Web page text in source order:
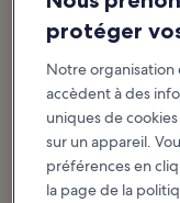
Les 10
Séville se trouve à
plages diverses, de sorte
visiteurs peuvent jouir du
toute la journée, que ce
couple...
protéger
Notre organisation
accèdent à des
uniques de
sur un appareil.
préférences en
la page de la